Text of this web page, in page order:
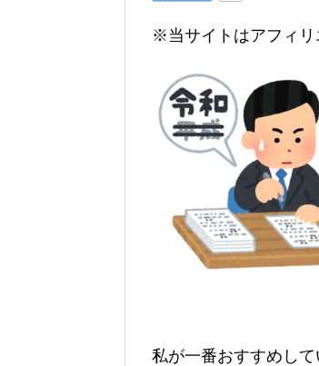
※当サイトはアフィリ
私が一番おすすめし